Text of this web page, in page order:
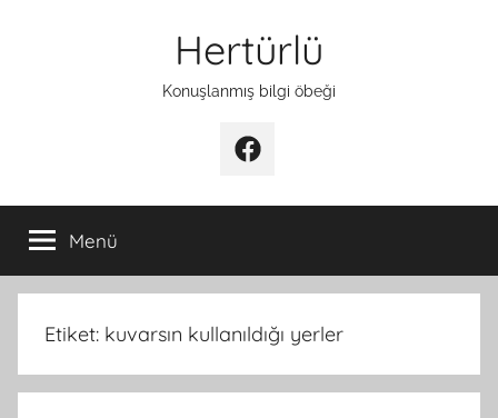
Hertürlü
Konuşlanmış bilgi öbeği
Facebook
Menü
Etiket: kuvarsın kullanıldığı yerler